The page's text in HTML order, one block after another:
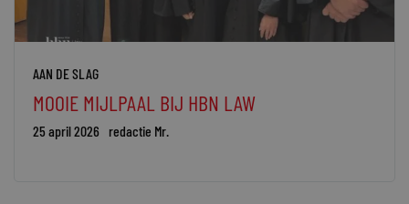
AAN DE SLAG
MOOIE MIJLPAAL BIJ HBN LAW
25 april 2026 redactie Mr.